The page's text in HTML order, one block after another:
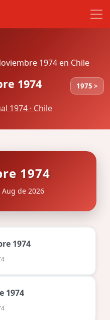
1974 en Chile
1974 1975 >
1974 · Chile
1974
Aug de 2026
1974
1974